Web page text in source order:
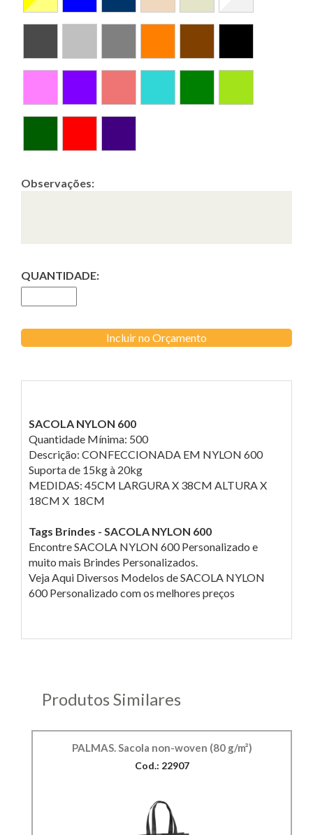
Observações:
QUANTIDADE:
Incluir no Orçamento
SACOLA NYLON 600
Quantidade Mínima: 500
Descrição: CONFECCIONADA EM NYLON 600
Suporta de 15kg à 20kg
MEDIDAS: 45CM LARGURA X 38CM ALTURA X
18CM X 18CM
Tags Brindes - SACOLA NYLON 600
Encontre SACOLA NYLON 600 Personalizado e
muito mais Brindes Personalizados.
Veja Aqui Diversos Modelos de SACOLA NYLON
600 Personalizado com os melhores preços
Produtos Similares
PALMAS. Sacola non-woven (80 g/m²)
Cod.: 22907